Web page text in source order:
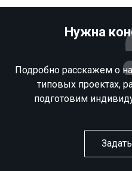
Нужна
Подробно расскажем о
типовых проектах,
подготовим